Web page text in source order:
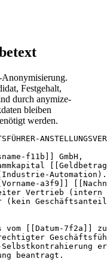
Festgehalt,
durch anymize-
bleiben
werden.
f11b]] GmbH,
Automation).
a3f9]]
Vertrieb (intern
(kein
vom [[Datum-7f2a]]
beantragt.